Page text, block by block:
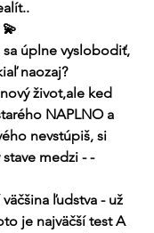
💫
úplne vyslobodiť,
naozaj?
NAPLNO a
nevstúpiš, si
stave medzi - -
ľudstva - už
je najväčší test A